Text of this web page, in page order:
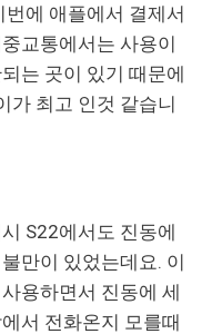
에 애플에서 결제서
교통에서는 사용이
는 곳이 있기 때문에
가 최고 인것 같습니
S22에서도 진동에
만이 있었는데요. 이
용하면서 진동에 세
서 전화온지 모를때